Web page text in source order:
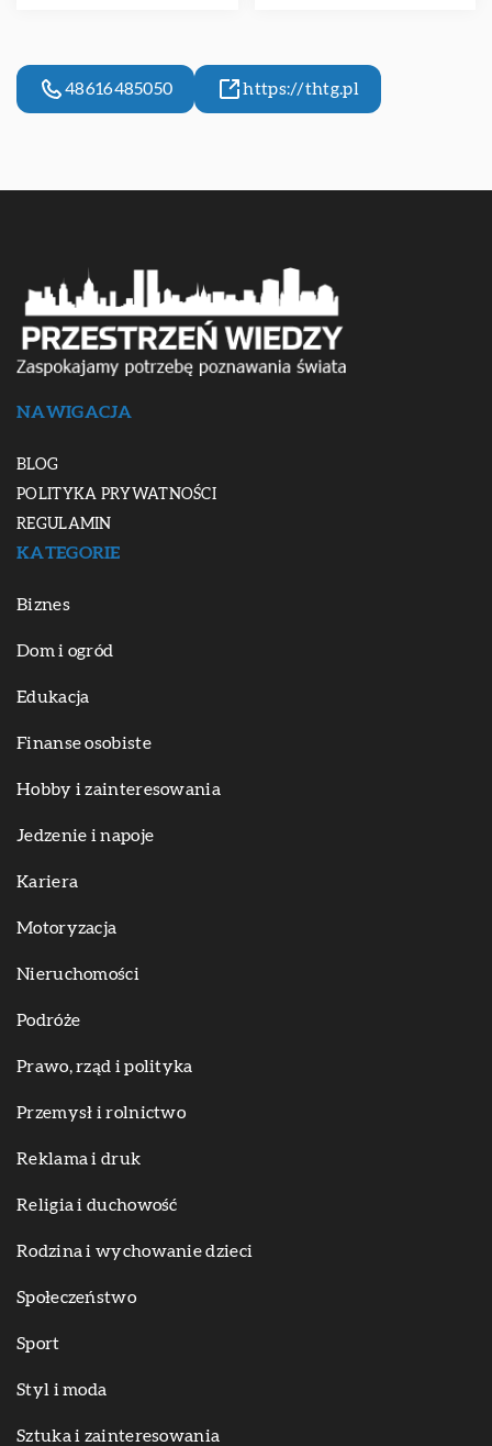
48616485050 https://thtg.pl
NAWIGACJA
BLOG
POLITYKA PRYWATNOŚCI
REGULAMIN
KATEGORIE
Biznes
Dom i ogród
Edukacja
Finanse osobiste
Hobby i zainteresowania
Jedzenie i napoje
Kariera
Motoryzacja
Nieruchomości
Podróże
Prawo, rząd i polityka
Przemysł i rolnictwo
Reklama i druk
Religia i duchowość
Rodzina i wychowanie dzieci
Społeczeństwo
Sport
Styl i moda
Sztuka i zainteresowania